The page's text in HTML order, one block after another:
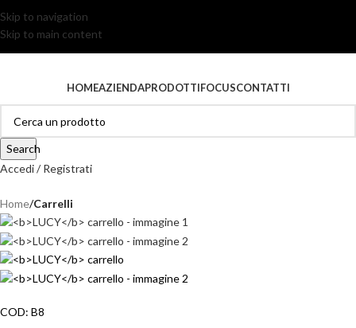
Skip to navigation
Skip to main content
Italiano
HOMEAZIENDAPRODOTTIFOCUSCONTATTI
Search
Accedi / Registrati
Home Carrelli
COD: B8